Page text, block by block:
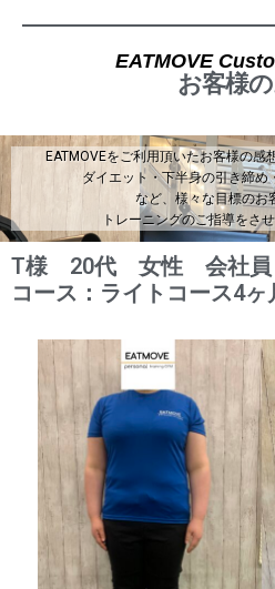
EATMOVE
お客様
EATMOVEをご利用頂いたお客様の感
ダイエット・下半身の引き締め
など、様々な目標のお
トレーニングのご指導をさ
T様 20代 女性 会社員
コース：ライトコース4ヶ